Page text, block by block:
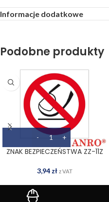
Informacje dodatkowe
Podobne produkty
ZNAK BEZPIECZEŃSTWA ZZ-11Z
3,94 zł z VAT